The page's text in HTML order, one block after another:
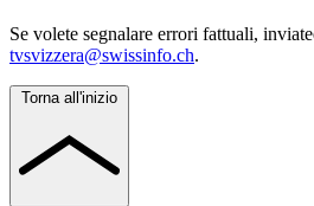
Se volete segnalare errori fattuali,
tvsvizzera@swissinfo.ch.
Torna all'inizio